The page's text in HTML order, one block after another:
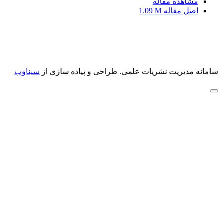
اصل مقاله 1.09 M
سامانه مدیریت نشریات علمی. طراحی و پیاده سازی از سیناوب